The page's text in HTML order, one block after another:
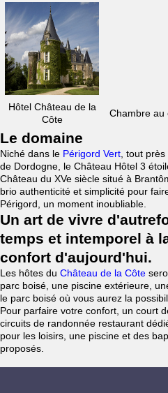
Hôtel Château de la
Côte
Chambre au
Le domaine
Niché dans le Périgord Vert , tout
de Dordogne, le Château Hôtel 3
Château du XVe siècle situé à
brio authenticité et simplicité pour
Périgord, un moment inoubliable.
Un art de vivre
temps et intemporel à
confort d'aujourd'hui.
Les hôtes du Château de la Côte
parc boisé, une piscine extérieure,
le parc boisé où vous aurez la
Pour parfaire votre confort, un court
circuits de randonnée restaurant
pour les loisirs, une piscine et des
proposés.